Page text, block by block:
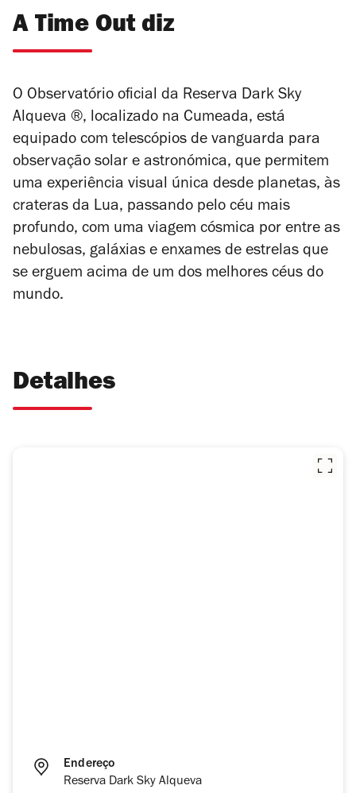
A Time Out diz
O Observatório oficial da Reserva Dark Sky
Alqueva ®, localizado na Cumeada, está
equipado com telescópios de vanguarda para
observação solar e astronómica, que permitem
uma experiência visual única desde planetas, às
crateras da Lua, passando pelo céu mais
profundo, com uma viagem cósmica por entre as
nebulosas, galáxias e enxames de estrelas que
se erguem acima de um dos melhores céus do
mundo.
Detalhes
Endereço
Reserva Dark Sky Alqueva